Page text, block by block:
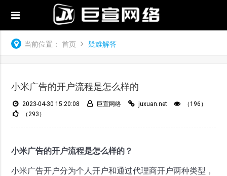
当前位置： 首页 疑难解答
小米广告的开户流程是怎么样的
2023-04-30 15:20:08 巨宣网络 juxuan.net
（196）
（293）
小米广告的开户流程是怎么样的？
小米广告开户分为个人开户和通过代理商开户两种类型，